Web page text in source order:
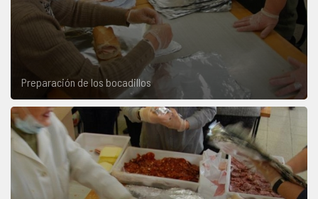
Preparación de los bocadillos